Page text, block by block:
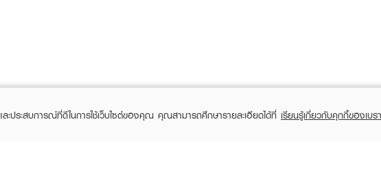
ะประสบการณ์ที่ดีในการใช้เว็บไซต์ของคุณ คุณสามารถศึกษารายละเอียดได้ที่ เรียนรู้เกี่ยวกับคุกกี้ของเบร